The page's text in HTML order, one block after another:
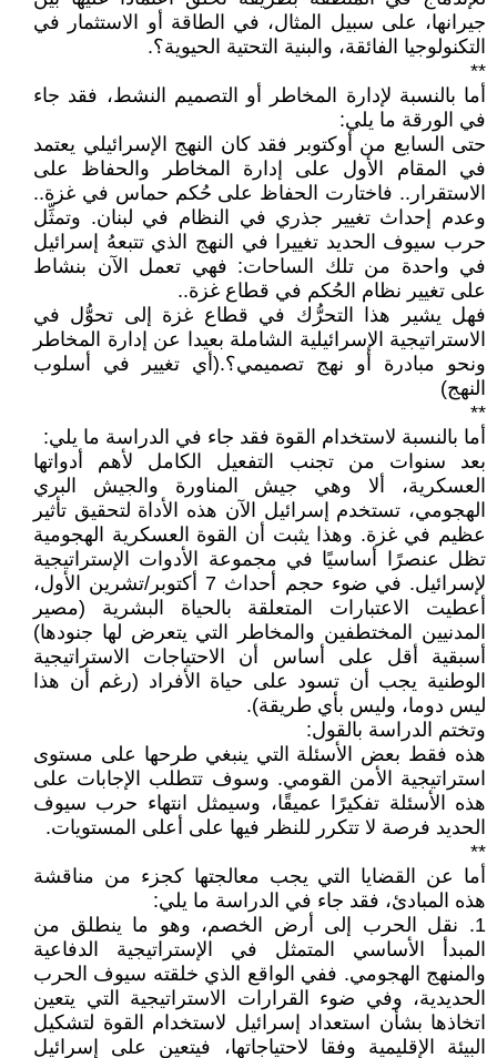
جيرانها، على سبيل المثال، في الطاقة أو الاستثمار في
التكنولوجيا الفائقة، والبنية التحتية الحيوية؟.
**
أما بالنسبة لإدارة المخاطر أو التصميم النشط، فقد جاء
في الورقة ما يلي:
حتى السابع من أوكتوبر فقد كان النهج الإسرائيلي يعتمد
في المقام الأول على إدارة المخاطر والحفاظ على
الاستقرار.. فاختارت الحفاظ على حُكم حماس في غزة..
وعدم إحداث تغيير جذري في النظام في لبنان. وتمثِّل
حرب سيوف الحديد تغييرا في النهج الذي تتبعهُ إسرائيل
في واحدة من تلك الساحات: فهي تعمل الآن بنشاط
على تغيير نظام الحُكم في قطاع غزة..
فهل يشير هذا التحرُّك في قطاع غزة إلى تحوُّل في
الاستراتيجية الإسرائيلية الشاملة بعيدا عن إدارة المخاطر
ونحو مبادرة أو نهج تصميمي؟.(أي تغيير في أسلوب
النهج)
**
أما بالنسبة لاستخدام القوة فقد جاء في الدراسة ما يلي:
بعد سنوات من تجنب التفعيل الكامل لأهم أدواتها
العسكرية، ألا وهي جيش المناورة والجيش البري
الهجومي، تستخدم إسرائيل الآن هذه الأداة لتحقيق تأثير
عظيم في غزة. وهذا يثبت أن القوة العسكرية الهجومية
تظل عنصرًا أساسيًا في مجموعة الأدوات الإستراتيجية
لإسرائيل. في ضوء حجم أحداث 7 أكتوبر/تشرين الأول،
أعطيت الاعتبارات المتعلقة بالحياة البشرية (مصير
المدنيين المختطفين والمخاطر التي يتعرض لها جنودها)
أسبقية أقل على أساس أن الاحتياجات الاستراتيجية
الوطنية يجب أن تسود على حياة الأفراد (رغم أن هذا
ليس دوما، وليس بأي طريقة).
وتختم الدراسة بالقول:
هذه فقط بعض الأسئلة التي ينبغي طرحها على مستوى
استراتيجية الأمن القومي. وسوف تتطلب الإجابات على
هذه الأسئلة تفكيرًا عميقًا، وسيمثل انتهاء حرب سيوف
الحديد فرصة لا تتكرر للنظر فيها على أعلى المستويات.
**
أما عن القضايا التي يجب معالجتها كجزء من مناقشة
هذه المبادئ، فقد جاء في الدراسة ما يلي:
1. نقل الحرب إلى أرض الخصم، وهو ما ينطلق من
المبدأ الأساسي المتمثل في الإستراتيجية الدفاعية
والمنهج الهجومي. ففي الواقع الذي خلقته سيوف الحرب
الحديدية، وفي ضوء القرارات الاستراتيجية التي يتعين
اتخاذها بشأن استعداد إسرائيل لاستخدام القوة لتشكيل
البيئة الإقليمية وفقا لاحتياجاتها، فيتعين على إسرائيل